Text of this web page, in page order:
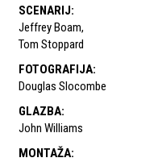
SCENARIJ:
Jeffrey Boam,
Tom Stoppard
FOTOGRAFIJA:
Douglas Slocombe
GLAZBA:
John Williams
MONTAŽA: